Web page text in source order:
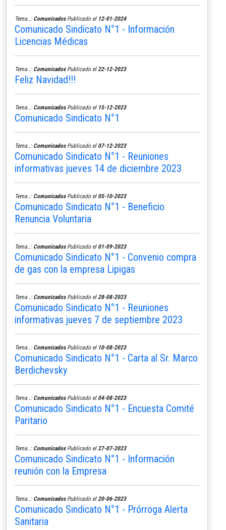
Tema..: ComunicadosPublicado el 12-01-2024
Comunicado Sindicato N°1 - Información
Licencias Médicas
Tema..: ComunicadosPublicado el 22-12-2023
Feliz Navidad!!!
Tema..: ComunicadosPublicado el 15-12-2023
Comunicado Sindicato N°1
Tema..: ComunicadosPublicado el 07-12-2023
Comunicado Sindicato N°1 - Reuniones
informativas jueves 14 de diciembre 2023
Tema..: ComunicadosPublicado el 05-10-2023
Comunicado Sindicato N°1 - Beneficio
Renuncia Voluntaria
Tema..: ComunicadosPublicado el 01-09-2023
Comunicado Sindicato N°1 - Convenio compra
de gas con la empresa Lipigas
Tema..: ComunicadosPublicado el 28-08-2023
Comunicado Sindicato N°1 - Reuniones
informativas jueves 7 de septiembre 2023
Tema..: ComunicadosPublicado el 10-08-2023
Comunicado Sindicato N°1 - Carta al Sr. Marco
Berdichevsky
Tema..: ComunicadosPublicado el 04-08-2023
Comunicado Sindicato N°1 - Encuesta Comité
Paritario
Tema..: ComunicadosPublicado el 27-07-2023
Comunicado Sindicato N°1 - Información
reunión con la Empresa
Tema..: ComunicadosPublicado el 20-06-2023
Comunicado Sindicato N°1 - Prórroga Alerta
Sanitaria